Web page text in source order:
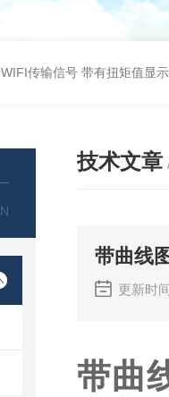
传输信号 带有扭矩值显
技术文章
带曲线
更新时
带曲